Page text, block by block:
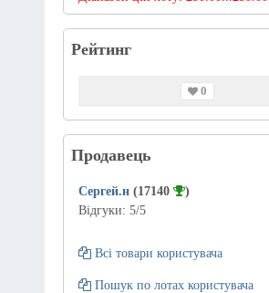
Рейтинг
0
Продавець
Сергей.н (17140
)
Відгуки: 5/5
Всі товари користувача
Пошук по лотах користувача